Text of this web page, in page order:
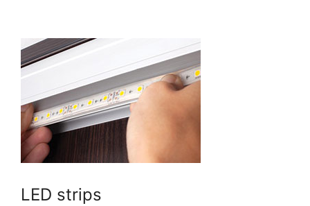
LED strips